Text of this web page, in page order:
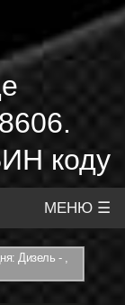
коду
МЕНЮ ☰
Дизель - ,